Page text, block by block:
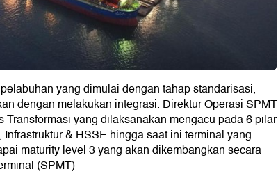
yang dimulai dengan tahap standarisasi,
dengan melakukan integrasi. Direktur Operasi SPMT
yang dilaksanakan mengacu pada 6 pilar
& HSSE hingga saat ini terminal yang
maturity level 3 yang akan dikembangkan secara
(SPMT)